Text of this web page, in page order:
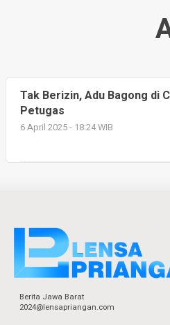
Tak Berizin, Adu Bagong di
Petugas
6 April 2025 - 18:24 WIB
Berita Jawa Barat
2024@lensapriangan.com